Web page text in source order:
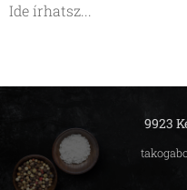
Ide írhatsz...
9923